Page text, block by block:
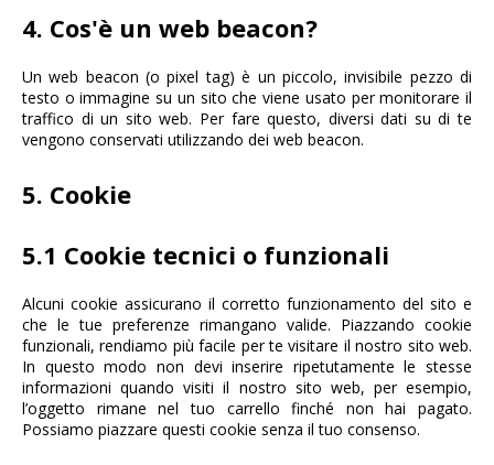
4. Cos'è un web beacon?
Un web beacon (o pixel tag) è un piccolo, invisibile pezzo di
testo o immagine su un sito che viene usato per monitorare il
traffico di un sito web. Per fare questo, diversi dati su di te
vengono conservati utilizzando dei web beacon.
5. Cookie
5.1 Cookie tecnici o funzionali
Alcuni cookie assicurano il corretto funzionamento del sito e
che le tue preferenze rimangano valide. Piazzando cookie
funzionali, rendiamo più facile per te visitare il nostro sito web.
In questo modo non devi inserire ripetutamente le stesse
informazioni quando visiti il nostro sito web, per esempio,
l’oggetto rimane nel tuo carrello finché non hai pagato.
Possiamo piazzare questi cookie senza il tuo consenso.